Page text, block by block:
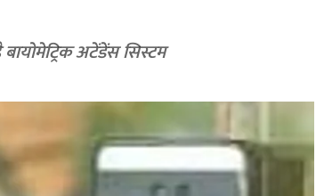
अटेंडेंस सिस्टम